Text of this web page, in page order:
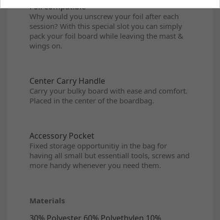
Foil compatible
Why would you unscrew your foil after each
session? With this special slot you can simply
pack your foil board while leaving the mast &
wings on.
Center Carry Handle
Carry your bulky board with ease and comfort.
Placed in the center of the boardbag.
Accessory Pocket
Fixed storage opportunitiy in the bag for
having all small but essentiall tools, screws and
more handy whenever you need them.
Materials